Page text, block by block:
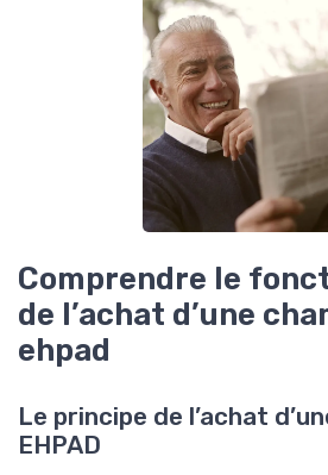
Comprendre le
de l’achat d’une
ehpad
Le principe de l’achat
EHPAD